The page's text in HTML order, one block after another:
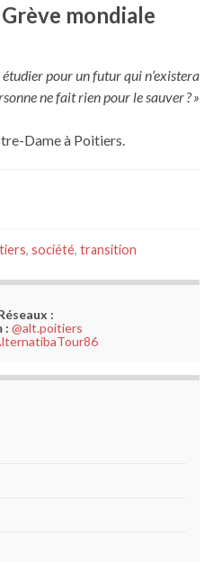
mondiale
pour un futur qui n’existera
ne fait rien pour le sauver ? »
Dame à Poitiers.
, société, transition
:
: @alt.poitiers